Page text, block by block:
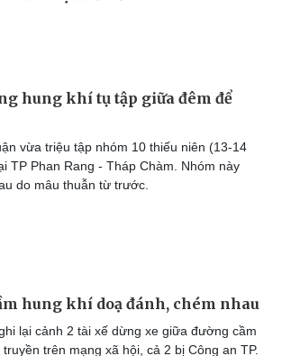
hung khí tụ tập giữa đêm để
vừa triệu tập nhóm 10 thiếu niên (13-14
TP Phan Rang - Tháp Chàm. Nhóm này
do mâu thuẫn từ trước.
hung khí doạ đánh, chém nhau
lại cảnh 2 tài xế dừng xe giữa đường cầm
trên mạng xã hội, cả 2 bị Công an TP.